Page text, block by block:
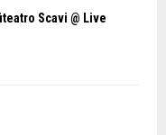
Scavi @ Live